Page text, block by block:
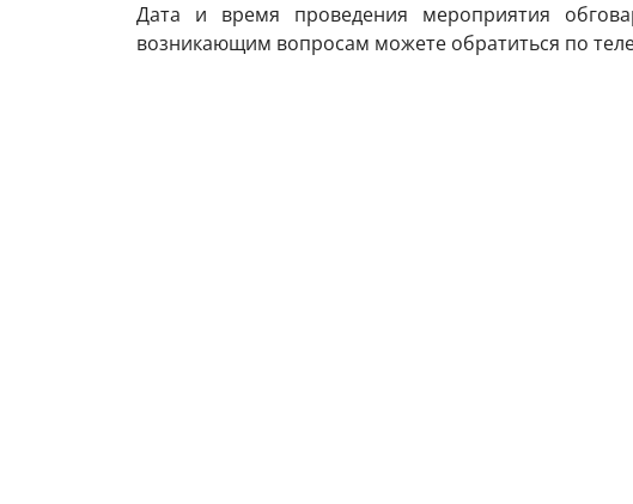
Дата и время проведения мероприятия
возникающим вопросам можете обратиться по